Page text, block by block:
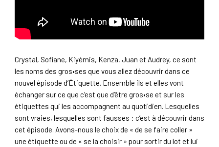
Crystal, Sofiane, Kiyémis, Kenza, Juan et Audrey, ce sont
les noms des gros•ses que vous allez découvrir dans ce
nouvel épisode d’Étiquette. Ensemble ils et elles vont
échanger sur ce que c’est que d’être gros•se et sur les
étiquettes qui les accompagnent au quotidien. Lesquelles
sont vraies, lesquelles sont fausses : c’est à découvrir dans
cet épisode. Avons-nous le choix de « de se faire coller »
une étiquette ou de « se la choisir » pour sortir du lot et lui